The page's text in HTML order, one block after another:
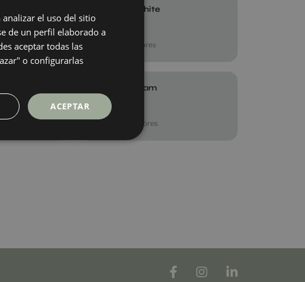
Fragment White
40X120
colores
Khan Art Cream
40X120
CREAM
colores
SPANISH
ENGLISH
analizar el uso del sitio
de un perfil elaborado a
aceptar todas las
o configurarlas
ACEPTAR